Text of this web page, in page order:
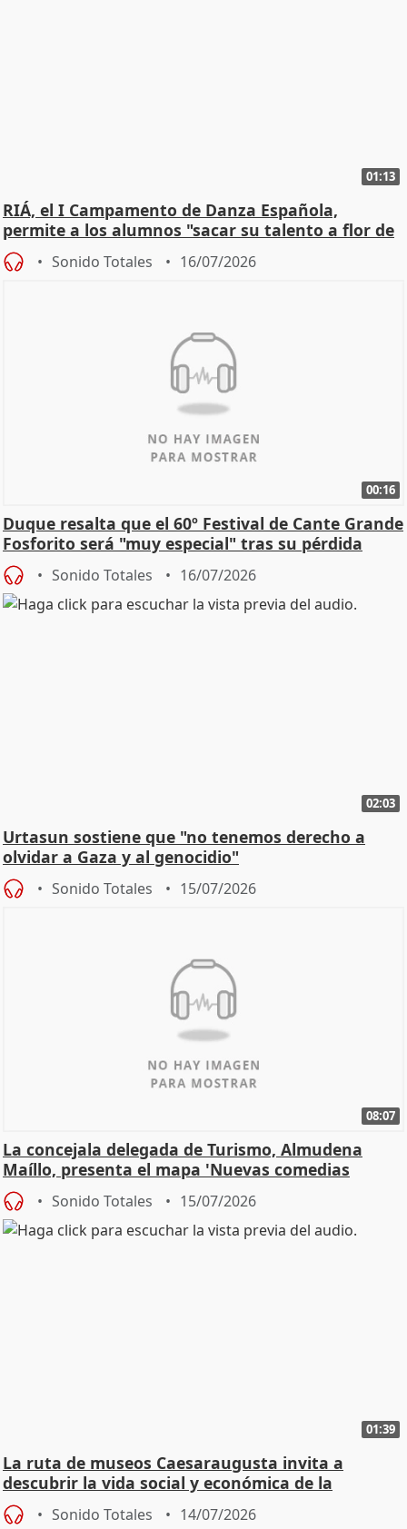
01:13
RIÁ, el I Campamento de Danza Española,
permite a los alumnos "sacar su talento a flor de
piel"
Sonido Totales 16/07/2026
00:16
Duque resalta que el 60º Festival de Cante Grande
Fosforito será "muy especial" tras su pérdida
Sonido Totales 16/07/2026
02:03
Urtasun sostiene que "no tenemos derecho a
olvidar a Gaza y al genocidio"
Sonido Totales 15/07/2026
08:07
La concejala delegada de Turismo, Almudena
Maíllo, presenta el mapa 'Nuevas comedias
madrileñas'
Sonido Totales 15/07/2026
01:39
La ruta de museos Caesaraugusta invita a
descubrir la vida social y económica de la
Zaragoza ro
Sonido Totales 14/07/2026